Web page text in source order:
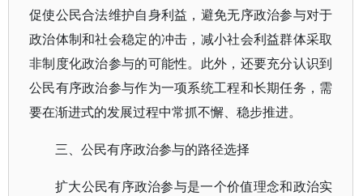
促使公民合法维护自身利益，避免无序政治参与对于
政治体制和社会稳定的冲击，减小社会利益群体采取
非制度化政治参与的可能性。此外，还要充分认识到
公民有序政治参与作为一项系统工程和长期任务，需
要在渐进式的发展过程中常抓不懈、稳步推进。
三、公民有序政治参与的路径选择
扩大公民有序政治参与是一个价值理念和政治实